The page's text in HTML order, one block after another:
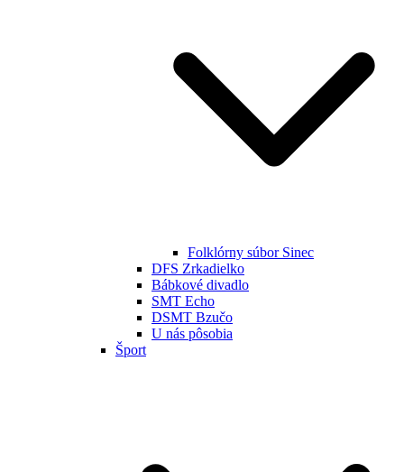
Folklórny súbor Sinec
DFS Zrkadielko
Bábkové divadlo
SMT Echo
DSMT Bzučo
U nás pôsobia
Šport